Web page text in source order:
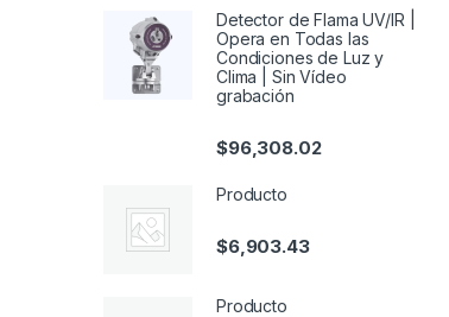
Detector de Flama UV/IR |
Opera en Todas las
Condiciones de Luz y
Clima | Sin Vídeo
grabación
$96,308.02
Producto
$6,903.43
Producto